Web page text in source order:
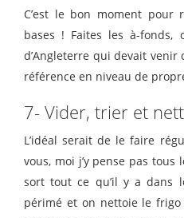
C’est le bon moment pour
bases ! Faites les à-fonds,
d’Angleterre qui devait venir
référence en niveau de
7- Vider, trier et
L’idéal serait de le faire
vous, moi j’y pense pas
sort tout ce qu’il y a dans
périmé et on nettoie le